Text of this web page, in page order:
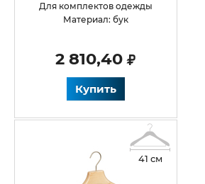
Для комплектов одежды
Материал: бук
2 810,40
Купить
41 см